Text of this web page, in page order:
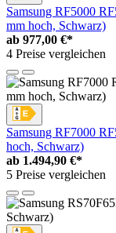
Samsung RF5000
mm hoch, Schwarz)
ab 977,00 €*
4 Preise vergleichen
Samsung RF7000
hoch, Schwarz)
ab 1.494,90 €*
5 Preise vergleichen